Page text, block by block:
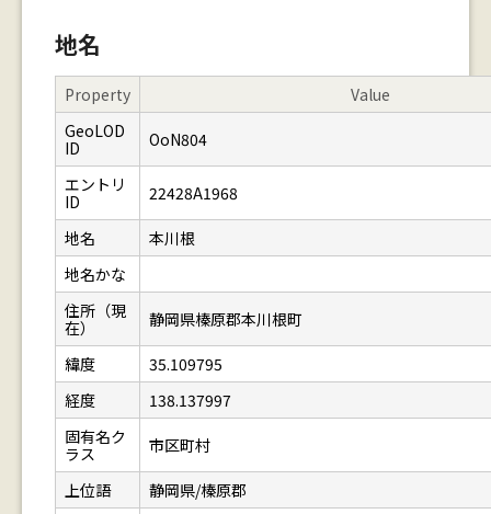
地名
Property
Value
GeoLOD
ID
OoN804
エントリ
ID
22428A1968
地名
本川根
地名かな
住所（現
在）
静岡県榛原郡本川根町
緯度
35.109795
経度
138.137997
固有名ク
ラス
市区町村
上位語 静岡県/榛原郡